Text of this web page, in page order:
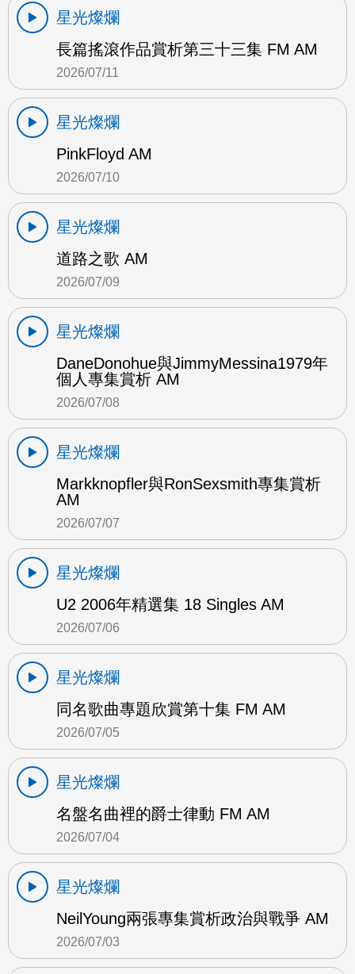
星光燦爛
長篇搖滾作品賞析第三十三集 FM AM
2026/07/11
星光燦爛
PinkFloyd AM
2026/07/10
星光燦爛
道路之歌 AM
2026/07/09
星光燦爛
DaneDonohue與JimmyMessina1979年
個人專集賞析 AM
2026/07/08
星光燦爛
Markknopfler與RonSexsmith專集賞析
AM
2026/07/07
星光燦爛
U2 2006年精選集 18 Singles AM
2026/07/06
星光燦爛
同名歌曲專題欣賞第十集 FM AM
2026/07/05
星光燦爛
名盤名曲裡的爵士律動 FM AM
2026/07/04
星光燦爛
NeilYoung兩張專集賞析政治與戰爭 AM
2026/07/03